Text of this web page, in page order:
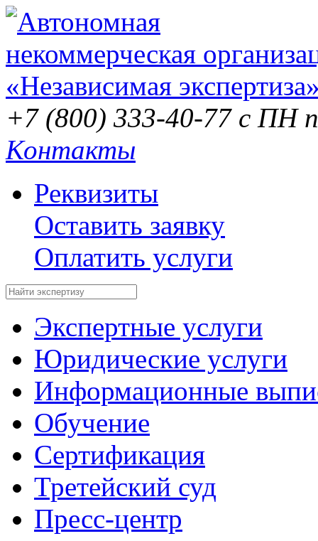
+7 (800) 333-40-77 с ПН
Контакты
Реквизиты
Оставить заявку
Оплатить услуги
Экспертные услуги
Юридические услуги
Информационные
Обучение
Сертификация
Третейский суд
Пресс-центр